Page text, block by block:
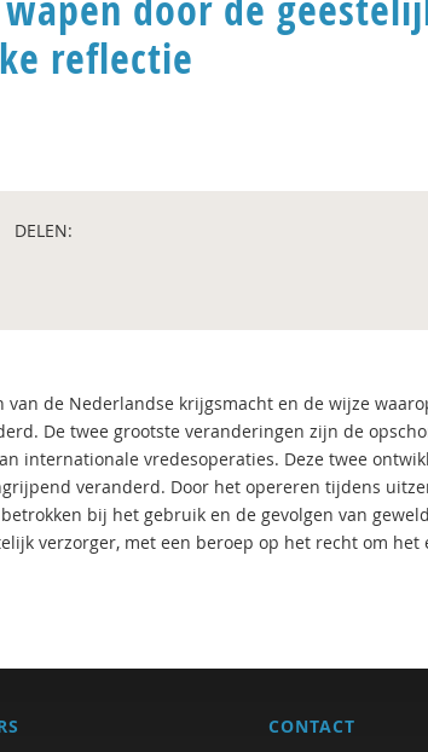
reflectie
DELEN:
de Nederlandse krijgsmacht en de wijze
De twee grootste veranderingen zijn de
internationale vredesoperaties. Deze twee
veranderd. Door het opereren tijdens
bij het gebruik en de gevolgen van
verzorger, met een beroep op het recht om het
CONTACT